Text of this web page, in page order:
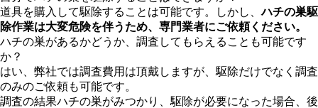
道具を購入して駆除することは可能です。しかし、ハチの巣駆
除作業は大変危険を伴うため、専門業者にご依頼ください。
ハチの巣があるかどうか、調査してもらえることも可能です
か？
はい、弊社では調査費用は頂戴しますが、駆除だけでなく調査
のみのご依頼も可能です。
調査の結果ハチの巣がみつかり、駆除が必要になった場合、後